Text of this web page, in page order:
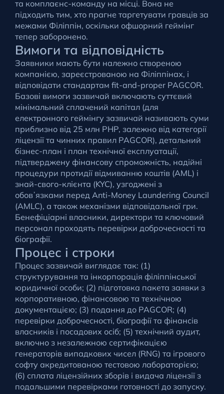
та комплаєнс-команду на місці. Вона не
підходить тим, хто прагне таргетувати гравців за
межами Філіппін, оскільки офшорний геймінг
тепер заборонено.
Вимоги та відповідність
Заявники мають бути належно створеною
компанією, зареєстрованою на Філіппінах, і
відповідати стандартам fit-and-proper PAGCOR.
Базові вимоги зазвичай включають суттєвий
мінімальний сплачений капітал (для
електронного геймінгу зазвичай називають суми
приблизно від 25 млн PHP, залежно від категорії
ліцензії та чинних правил PAGCOR), детальний
бізнес-план і план технічної експлуатації,
підтверджену фінансову спроможність, надійні
процедури протидії відмиванню коштів (AML) і
знай-свого-клієнта (KYC), узгоджені з
обовʼязками перед Anti-Money Laundering Council
(AMLC), а також механізми відповідальної гри.
Бенефіціарні власники, директори та ключовий
персонал проходять перевірки доброчесності та
біографії.
Процес і строки
Процес зазвичай виглядає так: (1)
структурування та інкорпорація філіппінської
юридичної особи; (2) підготовка пакета заявки з
корпоративною, фінансовою та технічною
документацією; (3) подання до PAGCOR; (4)
перевірки доброчесності, біографії та фінансів
власників і посадових осіб; (5) технічний аудит,
включно з незалежною сертифікацією
генераторів випадкових чисел (RNG) та ігрового
софту акредитованою тестовою лабораторією;
(6) сплата ліцензійних зборів і видача ліцензії з
подальшими перевірками готовності до запуску.